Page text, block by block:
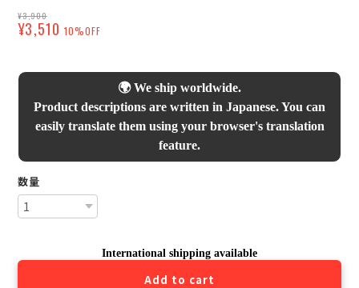
¥3,900
¥3,510 10%OFF
🌍 We ship worldwide.
Product descriptions are written in Japanese. You can
easily translate them using your browser's translation
feature.
数量
International shipping available
Add to cart